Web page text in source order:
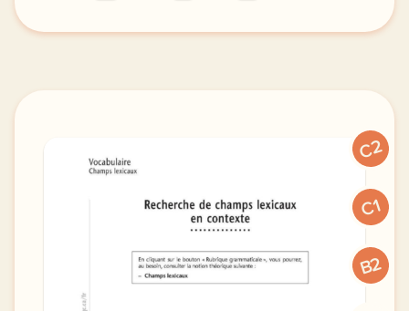
theme art et artisanat duree 30 minutes niveau
C2
C1
B2